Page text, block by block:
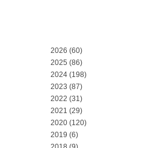
2026 (60)
2025 (86)
2024 (198)
2023 (87)
2022 (31)
2021 (29)
2020 (120)
2019 (6)